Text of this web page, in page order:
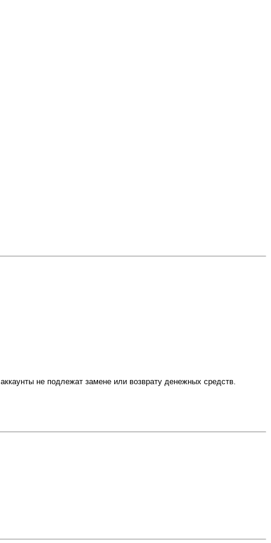
не подлежат замене или возврату денежных средств.